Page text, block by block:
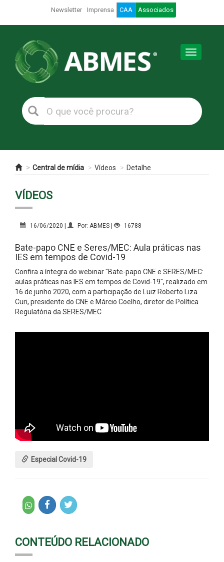
Newsletter Imprensa CAA Associados
Toggle
Central de mídia Vídeos Detalhe
VÍDEOS
16/06/2020 | Por: ABMES | 16788
Bate-papo CNE e Seres/MEC: Aula práticas nas
IES em tempos de Covid-19
Confira a íntegra do webinar "Bate-papo CNE e SERES/MEC:
aulas práticas nas IES em tempos de Covid-19", realizado em
16 de junho 2020, com a participação de Luiz Roberto Liza
Curi, presidente do CNE e Márcio Coelho, diretor de Política
Regulatória da SERES/MEC
Especial Covid-19
CONTEÚDO RELACIONADO